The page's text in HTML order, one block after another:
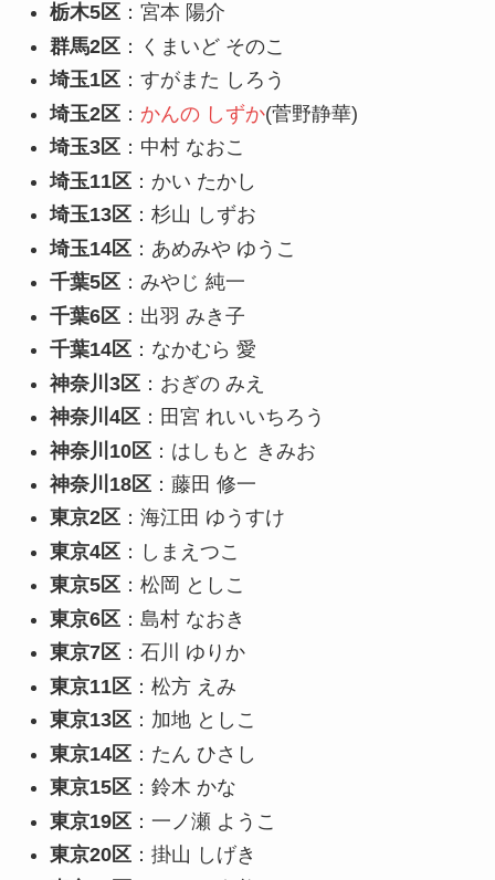
栃木5区：宮本 陽介
群馬2区：くまいど そのこ
埼玉1区：すがまた しろう
埼玉2区： かんの しずか(菅野静華)
埼玉3区：中村 なおこ
埼玉11区：かい たかし
埼玉13区：杉山 しずお
埼玉14区：あめみや ゆうこ
千葉5区：みやじ 純一
千葉6区：出羽 みき子
千葉14区：なかむら 愛
神奈川3区：おぎの みえ
神奈川4区：田宮 れいいちろう
神奈川10区：はしもと きみお
神奈川18区：藤田 修一
東京2区：海江田 ゆうすけ
東京4区：しまえつこ
東京5区：松岡 としこ
東京6区：島村 なおき
東京7区：石川 ゆりか
東京11区：松方 えみ
東京13区：加地 としこ
東京14区：たん ひさし
東京15区：鈴木 かな
東京19区：一ノ瀬 ようこ
東京20区：掛山 しげき